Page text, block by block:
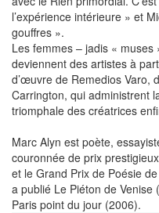
l’expérience intérieure » et
gouffres ».
Les femmes – jadis «
deviennent des artistes à
d’œuvre de Remedios Varo,
Carrington, qui administrent
triomphale des créatrices
Marc Alyn est poète,
couronnée de prix
et le Grand Prix de Poésie
a publié Le Piéton de
Paris point du jour (2006).